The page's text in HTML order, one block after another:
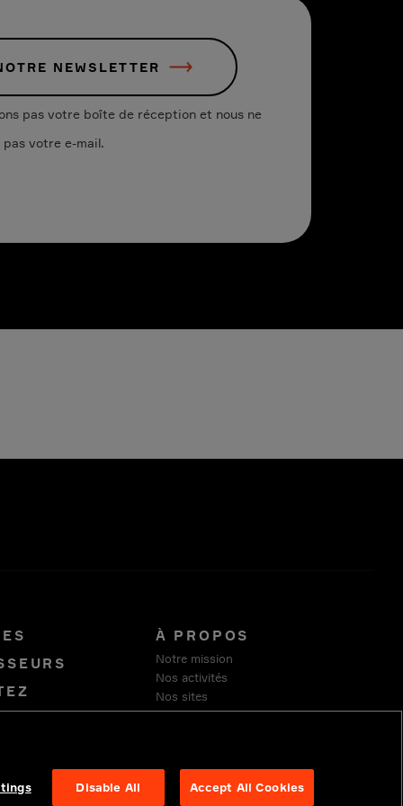
NEWSLETTER
pas votre boîte de réception et nous ne
votre e-mail.
À PROPOS
Notre mission
Nos activités
Nos sites
Notre fondation
Disable All Accept All Cookies